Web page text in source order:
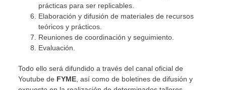
prácticas para ser replicables.
Elaboración y difusión de materiales de recursos
teóricos y prácticos.
Reuniones de coordinación y seguimiento.
Evaluación.
Todo ello será difundido a través del canal oficial de
Youtube de FYME, así como de boletines de difusión y